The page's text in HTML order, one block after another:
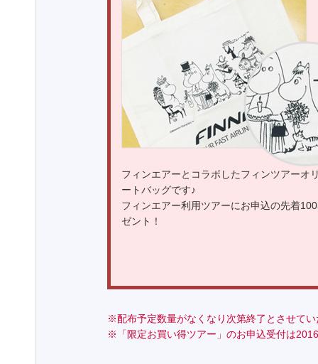
フィンエアーとコラボしたフィンツアーオ
ートバッグです♪
フィンエアー利用ツアーにお申込の先着
ゼント！
※配布予定数量がなくなり次第終了とさせて
※「限定お買い得ツアー」のお申込受付は